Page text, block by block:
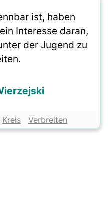
ist, haben
Interesse daran,
der Jugend zu
Kreis Verbreiten